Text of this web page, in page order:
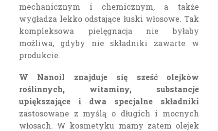
mechanicznym i chemicznym, a także
wygładza lekko odstające łuski włosowe. Tak
kompleksowa pielęgnacja nie byłaby
możliwa, gdyby nie składniki zawarte w
produkcie.
W Nanoil znajduje się sześć olejków
roślinnych, witaminy, substancje
upiększające i dwa specjalne składniki
zastosowane z myślą o długich i mocnych
włosach. W kosmetyku mamy zatem olejek